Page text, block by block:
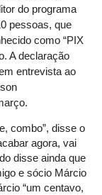
do programa
pessoas, que
como “PIX
A declaração
entrevista ao
combo”, disse o
agora, vai
disse ainda que
e sócio Márcio
“um centavo,